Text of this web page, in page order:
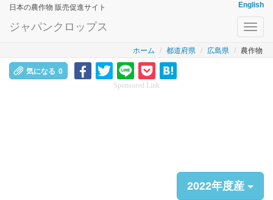
日本の農作物 販売促進サイト English
ジャパンクロップス
ホーム 都道府県 広島県 農作物
気になる 0
Sponsored Link
2022年度産